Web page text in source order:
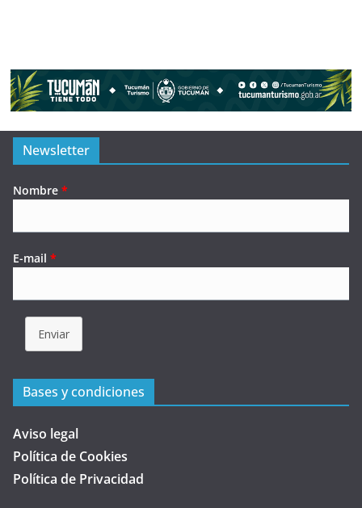
Newsletter
Nombre *
E-mail *
Enviar
Bases y condiciones
Aviso legal
Política de Cookies
Política de Privacidad